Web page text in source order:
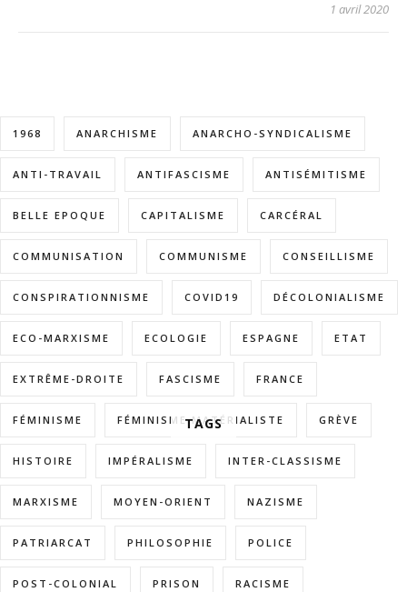
1 avril 2020
TAGS
1968 ANARCHISME ANARCHO-SYNDICALISME
ANTI-TRAVAIL ANTIFASCISME ANTISÉMITISME
BELLE EPOQUE CAPITALISME CARCÉRAL
COMMUNISATION COMMUNISME CONSEILLISME
CONSPIRATIONNISME COVID19 DÉCOLONIALISME
ECO-MARXISME ECOLOGIE ESPAGNE ETAT
EXTRÊME-DROITE FASCISME FRANCE
FÉMINISME FÉMINISME MATÉRIALISTE GRÈVE
HISTOIRE IMPÉRALISME INTER-CLASSISME
MARXISME MOYEN-ORIENT NAZISME
PATRIARCAT PHILOSOPHIE POLICE
POST-COLONIAL PRISON RACISME